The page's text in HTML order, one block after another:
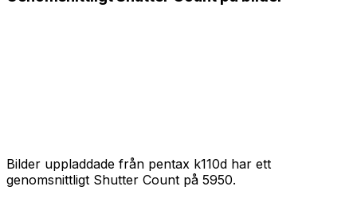
Bilder uppladdade från pentax k110d har ett
genomsnittligt Shutter Count på 5950.